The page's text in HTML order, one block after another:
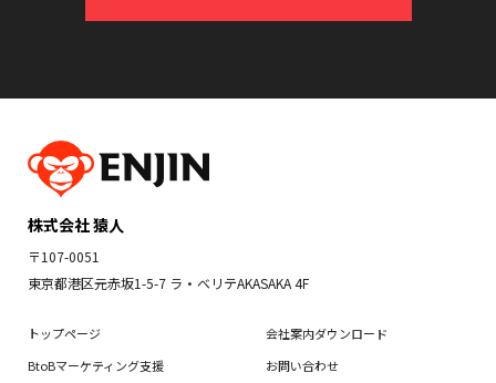
株式会社 猿人
〒107-0051
東京都港区元赤坂1-5-7 ラ・ベリテAKASAKA 4F
トップページ
BtoBマーケティング支援
会社案内ダウンロード
お問い合わせ